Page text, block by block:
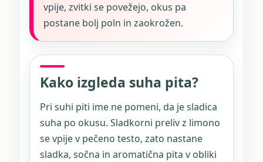
vpije, zvitki se povežejo, okus pa
postane bolj poln in zaokrožen.
Kako izgleda suha pita?
Pri suhi piti ime ne pomeni, da je sladica
suha po okusu. Sladkorni preliv z limono
se vpije v pečeno testo, zato nastane
sladka, sočna in aromatična pita v obliki